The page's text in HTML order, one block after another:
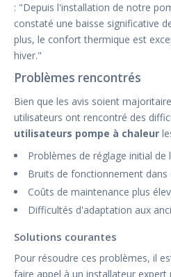
: "Depuis l'installation de notre
constaté une baisse significative
plus, le confort thermique est
hiver."
Problèmes rencontrés
Bien que les avis soient
utilisateurs ont rencontré des
utilisateurs pompe à chaleur
Problèmes de réglage initial de
Bruits de fonctionnement dans
Coûts de maintenance plus
Difficultés d'adaptation aux
Solutions courantes
Pour résoudre ces problèmes, il
faire appel à un installateur